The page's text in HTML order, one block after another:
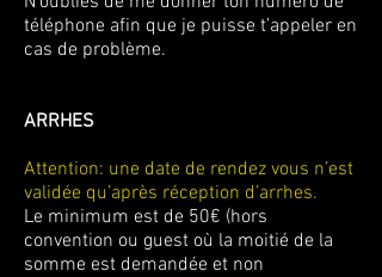
téléphone afin que je puisse t’appeler en
cas de problème.
ARRHES
Attention: une date de rendez vous n’est
validée qu’après réception d’arrhes.
Le minimum est de 50€ (hors
convention ou guest où la moitié de la
somme est demandée et non